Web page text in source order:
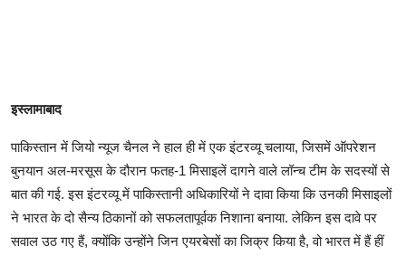
इस्लामाबाद
पाकिस्तान में जियो न्यूज चैनल ने हाल ही में एक इंटरव्यू चलाया, जिसमें ऑपरेशन
बुनयान अल-मरसूस के दौरान फतह-1 मिसाइलें दागने वाले लॉन्च टीम के सदस्यों से
बात की गई. इस इंटरव्यू में पाकिस्तानी अधिकारियों ने दावा किया कि उनकी मिसाइलों
ने भारत के दो सैन्य ठिकानों को सफलतापूर्वक निशाना बनाया. लेकिन इस दावे पर
सवाल उठ गए हैं, क्योंकि उन्होंने जिन एयरबेसों का जिक्र किया है, वो भारत में हैं हीं